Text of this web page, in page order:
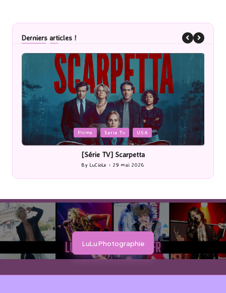
Derniers articles !
Posted
in
Cinéma
[Cinéma] Les Rayons et des ombres
Posted
by
By LuCioLe 27 mai 2026
LuLu Photographie